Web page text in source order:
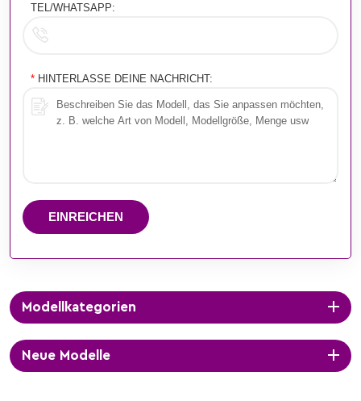
TEL/WHATSAPP:
* HINTERLASSE DEINE NACHRICHT:
EINREICHEN
Modellkategorien
Neue Modelle